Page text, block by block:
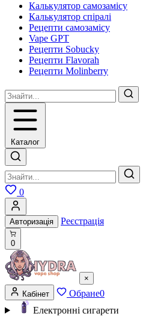
Калькулятор самозамісу
Калькулятор спіралі
Рецепти самозамісу
Vape GPT
Рецепти Sobucky
Рецепти Flavorah
Рецепти Molinberry
Каталог
0
Авторизація Реєстрація
0
×
Кабінет
Обране0
Електронні сигарети